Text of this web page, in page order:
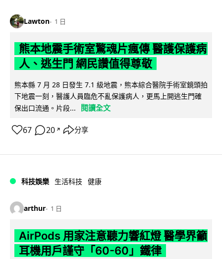
Lawton 1 日
熊本地震手術室驚魂片瘋傳 醫護保護病
人、逃生門 網民讚值得尊敬
熊本縣 7 月 28 日發生 7.1 級地震，熊本綜合醫院手術室鏡頭拍
下地震一刻，醫護人員臨危不亂保護病人，更馬上開逃生門確
保出口流通。片段...
閱讀全文
67 20 ↗ 分享
科技娛樂 生活科技 健康
arthur 1 日
AirPods 用家注意聽力響紅燈 醫學界籲
耳機用戶謹守「60-60」鐵律